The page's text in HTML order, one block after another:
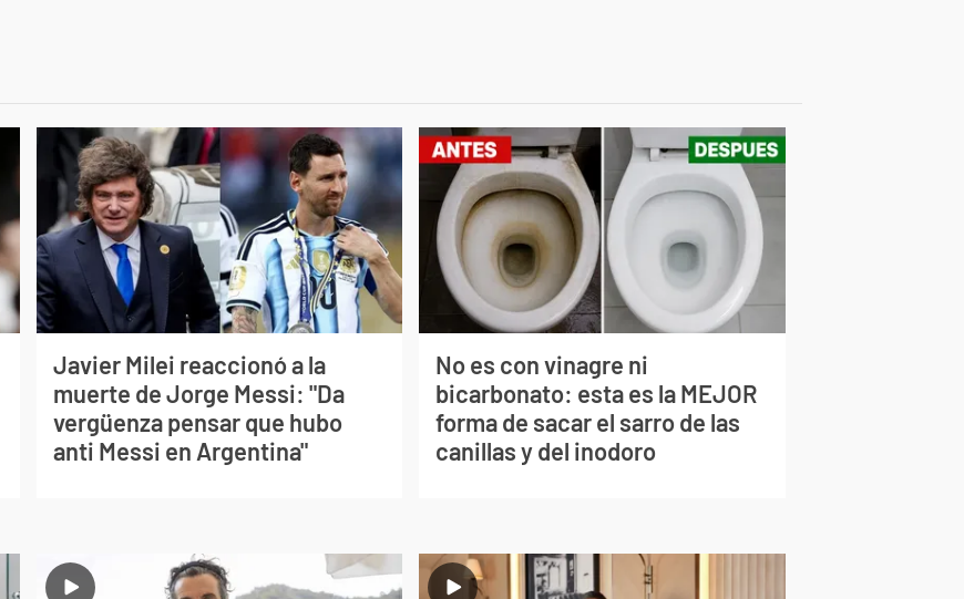
Javier Milei reaccionó a la
muerte de Jorge Messi: "Da
vergüenza pensar que hubo
anti Messi en Argentina"
No es con vinagre ni
bicarbonato: esta es la MEJOR
forma de sacar el sarro de las
canillas y del inodoro